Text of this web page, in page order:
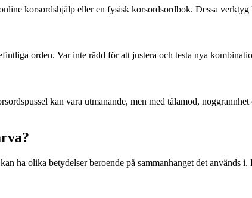
korsordshjälp eller en fysisk korsordsordbok. Dessa
orden. Var inte rädd för att justera och testa nya
kan vara utmanande, men med tålamod,
ha olika betydelser beroende på sammanhanget det